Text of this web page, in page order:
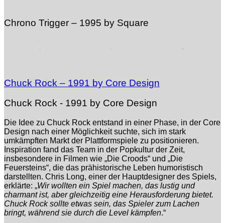
Chrono Trigger – 1995 by Square
Chuck Rock – 1991 by Core Design
Chuck Rock - 1991 by Core Design
Die Idee zu Chuck Rock entstand in einer Phase, in der Core
Design nach einer Möglichkeit suchte, sich im stark
umkämpften Markt der Plattformspiele zu positionieren.
Inspiration fand das Team in der Popkultur der Zeit,
insbesondere in Filmen wie „Die Croods“ und „Die
Feuersteins“, die das prähistorische Leben humoristisch
darstellten. Chris Long, einer der Hauptdesigner des Spiels,
erklärte: „Wir wollten ein Spiel machen, das lustig und
charmant ist, aber gleichzeitig eine Herausforderung bietet.
Chuck Rock sollte etwas sein, das Spieler zum Lachen
bringt, während sie durch die Level kämpfen.“